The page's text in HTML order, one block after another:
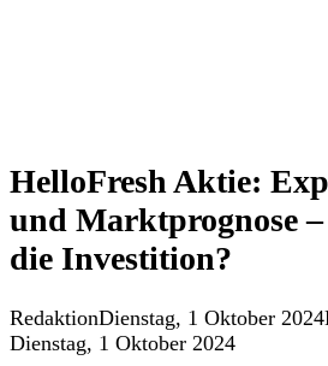
HelloFresh Aktie:
und Marktprognose
die Investition?
RedaktionDienstag, 1 Oktober 2024
Dienstag, 1 Oktober 2024